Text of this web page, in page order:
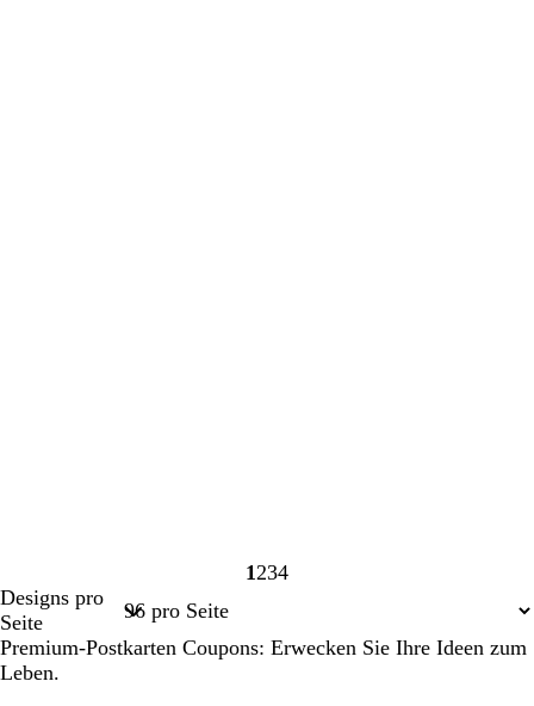
Seite
1 Seite
2 Seite
3Seite
4
Designs pro
Seite
Premium-Postkarten Coupons: Erwecken Sie Ihre Ideen zum
Leben.